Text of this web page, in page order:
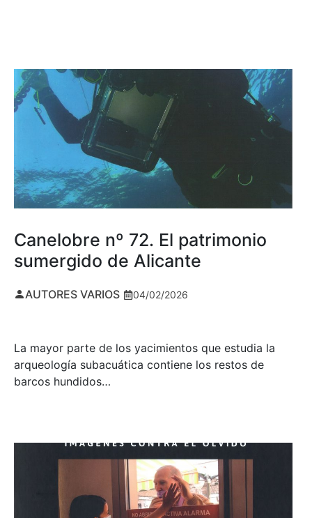
Canelobre nº 72. El patrimonio
sumergido de Alicante
AUTORES VARIOS 04/02/2026
La mayor parte de los yacimientos que estudia la
arqueología subacuática contiene los restos de
barcos hundidos…